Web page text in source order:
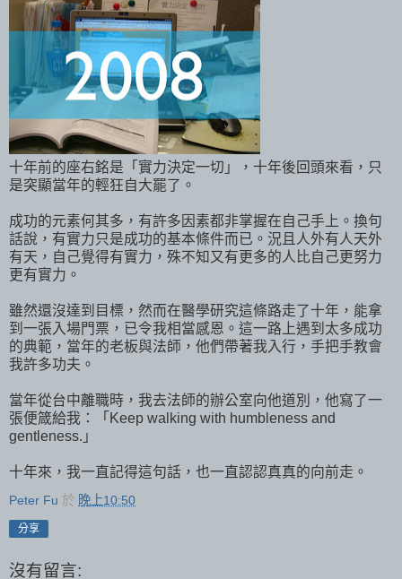
十年前的座右銘是「實力決定一切」，十年後回頭來看，只
是突顯當年的輕狂自大罷了。
成功的元素何其多，有許多因素都非掌握在自己手上。換句
話說，有實力只是成功的基本條件而已。況且人外有人天外
有天，自己覺得有實力，殊不知又有更多的人比自己更努力
更有實力。
雖然還沒達到目標，然而在醫學研究這條路走了十年，能拿
到一張入場門票，已令我相當感恩。這一路上遇到太多成功
的典範，當年的老板與法師，他們帶著我入行，手把手教會
我許多功夫。
當年從台中離職時，我去法師的辦公室向他道別，他寫了一
張便箴給我：「Keep walking with humbleness and
gentleness.」
十年來，我一直記得這句話，也一直認認真真的向前走。
Peter Fu 於 晚上10:50
分享
沒有留言: